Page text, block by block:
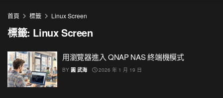
首頁 標籤 Linux Screen
標籤: Linux Screen
用瀏覽器進入 QNAP NAS 終端機模式
BY 圓 武海 2026 年 1 月 19 日